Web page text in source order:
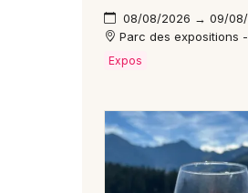
08/08/2026 → 09/
Parc des expositions
Expos